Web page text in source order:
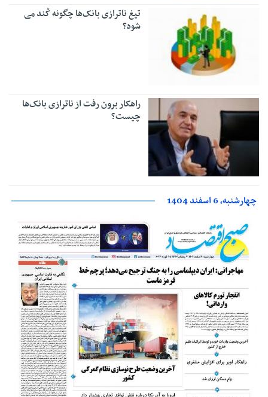
تیغ ناترازی بانک‌ها چگونه کُند می
شود؟
راهکار برون رفت از ناترازی بانک‌ها
چیست؟
چهارشنبه، 6 اسفند 1404